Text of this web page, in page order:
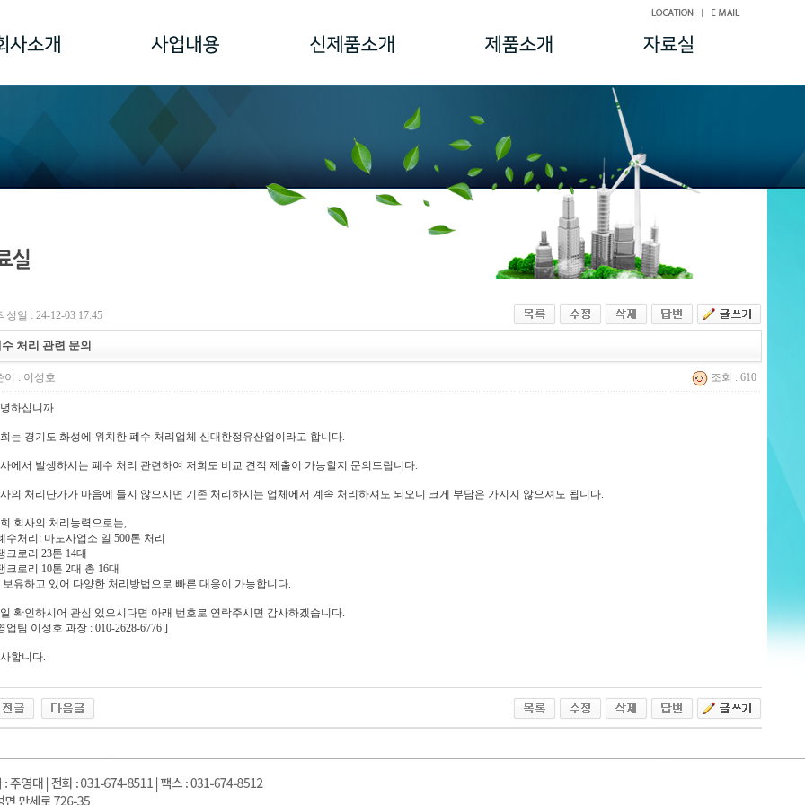
성일 : 24-12-03 17:45
처리 관련 문의
이 : 이성호 조회 : 610
하십니까.
는 경기도 화성에 위치한 폐수 처리업체 신대한정유산업이라고 합니다.
에서 발생하시는 폐수 처리 관련하여 저희도 비교 견적 제출이 가능할지 문의드립니다.
의 처리단가가 마음에 들지 않으시면 기존 처리하시는 업체에서 계속 처리하셔도 되오니 크게 부담은 가지지 않으셔도 됩니다.
회사의 처리능력으로는,
수처리: 마도사업소 일 500톤 처리
크로리 23톤 14대
크로리 10톤 2대 총 16대
보유하고 있어 다양한 처리방법으로 빠른 대응이 가능합니다.
확인하시어 관심 있으시다면 아래 번호로 연락주시면 감사하겠습니다.
업팀 이성호 과장 : 010-2628-6776 ]
합니다.